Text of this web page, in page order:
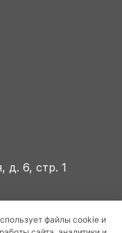
файлы cookie и
д. 6, стр. 1